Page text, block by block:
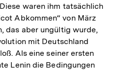
waren ihm tatsächlich
Abkommen“ von März
das aber ungültig wurde,
mit Deutschland
Als eine seiner ersten
Lenin die Bedingungen